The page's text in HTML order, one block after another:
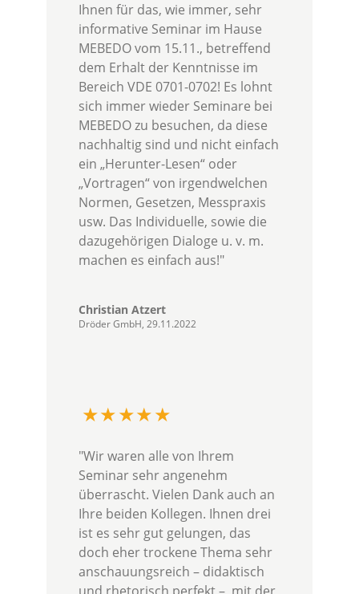
Ihnen für das, wie immer, sehr
informative Seminar im Hause
MEBEDO vom 15.11., betreffend
dem Erhalt der Kenntnisse im
Bereich VDE 0701-0702! Es lohnt
sich immer wieder Seminare bei
MEBEDO zu besuchen, da diese
nachhaltig sind und nicht einfach
ein „Herunter-Lesen“ oder
„Vortragen“ von irgendwelchen
Normen, Gesetzen, Messpraxis
usw. Das Individuelle, sowie die
dazugehörigen Dialoge u. v. m.
machen es einfach aus!"
Christian Atzert
Dröder GmbH, 29.11.2022
"Wir waren alle von Ihrem
Seminar sehr angenehm
überrascht. Vielen Dank auch an
Ihre beiden Kollegen. Ihnen drei
ist es sehr gut gelungen, das
doch eher trockene Thema sehr
anschauungsreich – didaktisch